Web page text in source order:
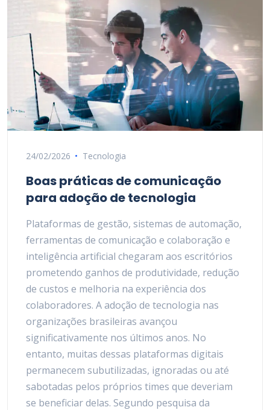
24/02/2026 Tecnologia
Boas práticas de comunicação
para adoção de tecnologia
Plataformas de gestão, sistemas de automação,
ferramentas de comunicação e colaboração e
inteligência artificial chegaram aos escritórios
prometendo ganhos de produtividade, redução
de custos e melhoria na experiência dos
colaboradores. A adoção de tecnologia nas
organizações brasileiras avançou
significativamente nos últimos anos. No
entanto, muitas dessas plataformas digitais
permanecem subutilizadas, ignoradas ou até
sabotadas pelos próprios times que deveriam
se beneficiar delas. Segundo pesquisa da